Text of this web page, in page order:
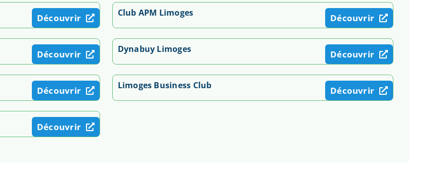
Découvrir Club APM Limoges Découvrir
Découvrir Dynabuy Limoges Découvrir
Découvrir Limoges Business Club Découvrir
Découvrir